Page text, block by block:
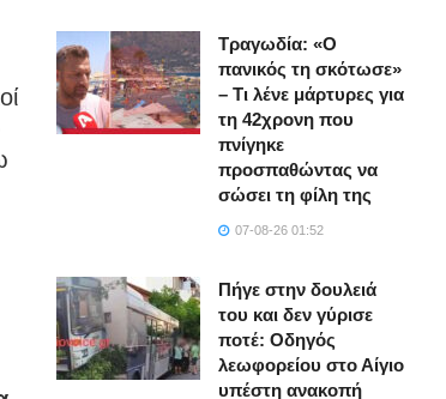
Τραγωδία: «Ο
πανικός τη σκότωσε»
– Τι λένε μάρτυρες για
τη 42χρονη που
πνίγηκε
προσπαθώντας να
σώσει τη φίλη της
07-08-26 01:52
Πήγε στην δουλειά
του και δεν γύρισε
ποτέ: Οδηγός
λεωφορείου στο Αίγιο
υπέστη ανακοπή